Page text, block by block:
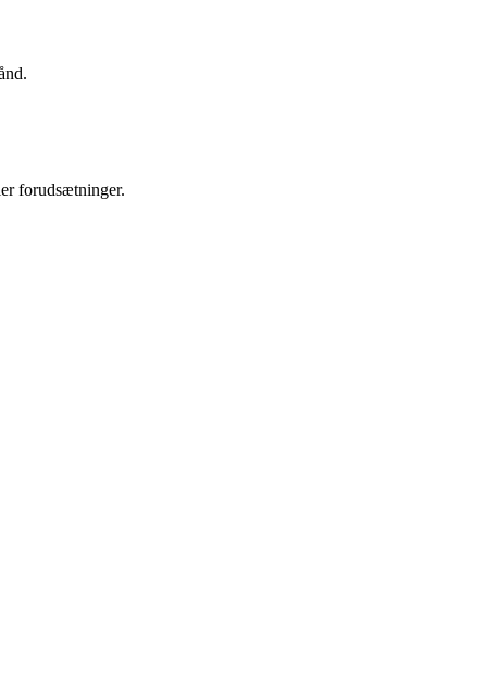
forudsætninger.